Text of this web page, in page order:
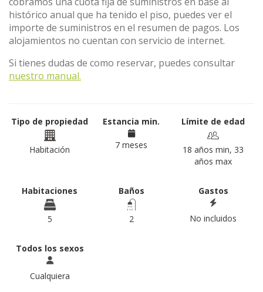
histórico anual que ha tenido el piso, puedes ver el
importe de suministros en el resumen de pagos. Los
alojamientos no cuentan con servicio de internet.
Si tienes dudas de como reservar, puedes consultar
nuestro manual.
Tipo de propiedad
Habitación
Estancia min.
7 meses
Límite de edad
18 años min, 33
años max
Habitaciones
5
Baños
2
Gastos
No incluidos
Todos los sexos
Cualquiera